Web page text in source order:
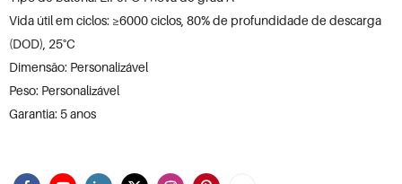
Vida útil em ciclos: ≥6000 ciclos, 80% de profundidade de descarga
(DOD), 25°C
Dimensão: Personalizável
Peso: Personalizável
Garantia: 5 anos